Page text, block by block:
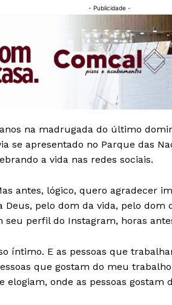
- Publicidade -
na madrugada do último
se apresentado no Parque das
a vida nas redes sociais.
antes, lógico, quero agradecer
Deus, pelo dom da vida, pelo dom
seu perfil do Instagram, horas
íntimo. E as pessoas que
que gostam do meu
elogiam, onde as pessoas gostam